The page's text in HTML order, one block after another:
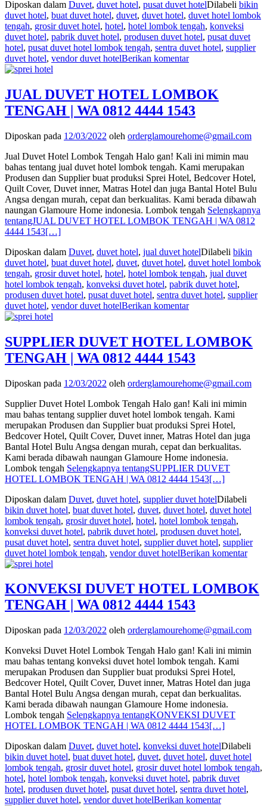
Diposkan dalam Duvet, duvet hotel, pusat duvet hotelDilabeli bikin
duvet hotel, buat duvet hotel, duvet, duvet hotel, duvet hotel lombok
tengah, grosir duvet hotel, hotel, hotel lombok tengah, konveksi
duvet hotel, pabrik duvet hotel, produsen duvet hotel, pusat duvet
hotel, pusat duvet hotel lombok tengah, sentra duvet hotel, supplier
duvet hotel, vendor duvet hotelBerikan komentar
JUAL DUVET HOTEL LOMBOK
TENGAH | WA 0812 4444 1543
Diposkan pada 12/03/2022 oleh orderglamourehome@gmail.com
Jual Duvet Hotel Lombok Tengah Halo gan! Kali ini mimin mau
bahas tentang jual duvet hotel lombok tengah. Kami merupakan
Produsen dan Supplier buat produksi Sprei Hotel, Bedcover Hotel,
Quilt Cover, Duvet inner, Matras Hotel dan juga Bantal Hotel Bulu
Angsa dengan murah, cepat dan berkualitas. Kami berada dibawah
naungan Glamoure Home indonesia. Lombok tengah Selengkapnya
tentangJUAL DUVET HOTEL LOMBOK TENGAH | WA 0812
4444 1543[…]
Diposkan dalam Duvet, duvet hotel, jual duvet hotelDilabeli bikin
duvet hotel, buat duvet hotel, duvet, duvet hotel, duvet hotel lombok
tengah, grosir duvet hotel, hotel, hotel lombok tengah, jual duvet
hotel lombok tengah, konveksi duvet hotel, pabrik duvet hotel,
produsen duvet hotel, pusat duvet hotel, sentra duvet hotel, supplier
duvet hotel, vendor duvet hotelBerikan komentar
SUPPLIER DUVET HOTEL LOMBOK
TENGAH | WA 0812 4444 1543
Diposkan pada 12/03/2022 oleh orderglamourehome@gmail.com
Supplier Duvet Hotel Lombok Tengah Halo gan! Kali ini mimin
mau bahas tentang supplier duvet hotel lombok tengah. Kami
merupakan Produsen dan Supplier buat produksi Sprei Hotel,
Bedcover Hotel, Quilt Cover, Duvet inner, Matras Hotel dan juga
Bantal Hotel Bulu Angsa dengan murah, cepat dan berkualitas.
Kami berada dibawah naungan Glamoure Home indonesia.
Lombok tengah Selengkapnya tentangSUPPLIER DUVET
HOTEL LOMBOK TENGAH | WA 0812 4444 1543[…]
Diposkan dalam Duvet, duvet hotel, supplier duvet hotelDilabeli
bikin duvet hotel, buat duvet hotel, duvet, duvet hotel, duvet hotel
lombok tengah, grosir duvet hotel, hotel, hotel lombok tengah,
konveksi duvet hotel, pabrik duvet hotel, produsen duvet hotel,
pusat duvet hotel, sentra duvet hotel, supplier duvet hotel, supplier
duvet hotel lombok tengah, vendor duvet hotelBerikan komentar
KONVEKSI DUVET HOTEL LOMBOK
TENGAH | WA 0812 4444 1543
Diposkan pada 12/03/2022 oleh orderglamourehome@gmail.com
Konveksi Duvet Hotel Lombok Tengah Halo gan! Kali ini mimin
mau bahas tentang konveksi duvet hotel lombok tengah. Kami
merupakan Produsen dan Supplier buat produksi Sprei Hotel,
Bedcover Hotel, Quilt Cover, Duvet inner, Matras Hotel dan juga
Bantal Hotel Bulu Angsa dengan murah, cepat dan berkualitas.
Kami berada dibawah naungan Glamoure Home indonesia.
Lombok tengah Selengkapnya tentangKONVEKSI DUVET
HOTEL LOMBOK TENGAH | WA 0812 4444 1543[…]
Diposkan dalam Duvet, duvet hotel, konveksi duvet hotelDilabeli
bikin duvet hotel, buat duvet hotel, duvet, duvet hotel, duvet hotel
lombok tengah, grosir duvet hotel, grosir duvet hotel lombok tengah,
hotel, hotel lombok tengah, konveksi duvet hotel, pabrik duvet
hotel, produsen duvet hotel, pusat duvet hotel, sentra duvet hotel,
supplier duvet hotel, vendor duvet hotelBerikan komentar